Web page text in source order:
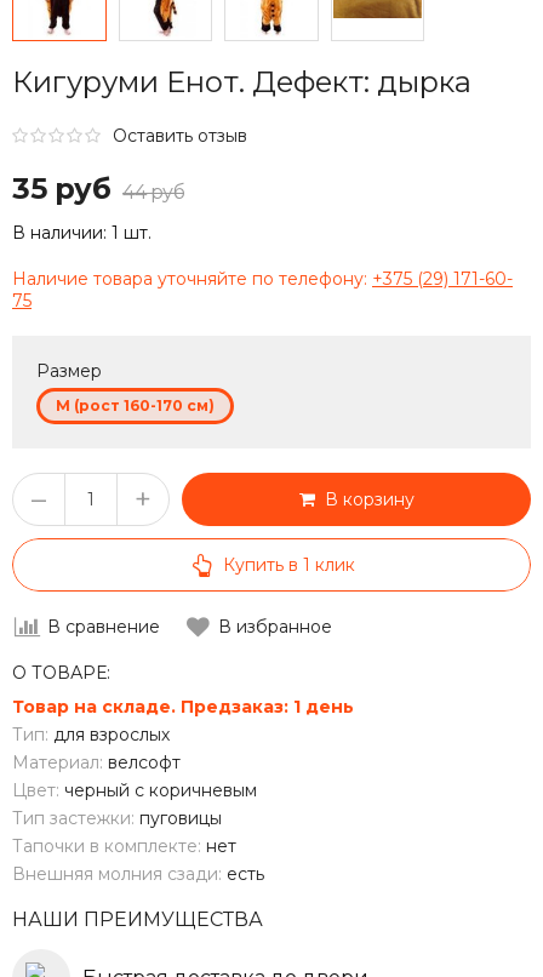
Кигуруми Енот. Дефект: дырка
Оставить отзыв
35 руб 44 руб
В наличии: 1 шт.
Наличие товара уточняйте по телефону: +375 (29) 171-60-
75
Размер
M (рост 160-170 см)
– + В корзину
Купить в 1 клик
В сравнение В избранное
О ТОВАРЕ:
Товар на складе. Предзаказ: 1 день
Тип: для взрослых
Материал: велсофт
Цвет: черный с коричневым
Тип застежки: пуговицы
Тапочки в комплекте: нет
Внешняя молния сзади: есть
НАШИ ПРЕИМУЩЕСТВА